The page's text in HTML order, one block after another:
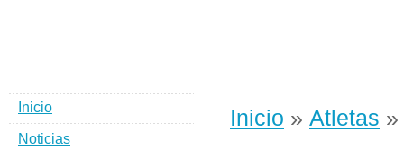
Inicio » Atletas »
Inicio
Noticias